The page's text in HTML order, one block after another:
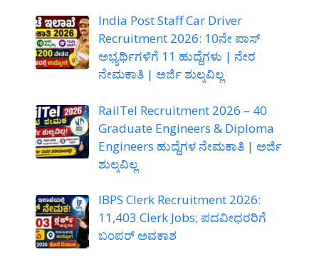
India Post Staff Car Driver
Recruitment 2026: 10ನೇ ಪಾಸ್
ಅಭ್ಯರ್ಥಿಗಳಿಗೆ 11 ಹುದ್ದೆಗಳು | ನೇರ
ನೇಮಕಾತಿ | ಅರ್ಜಿ ಶುಲ್ಕವಿಲ್ಲ
RailTel Recruitment 2026 – 40
Graduate Engineers & Diploma
Engineers ಹುದ್ದೆಗಳ ನೇಮಕಾತಿ | ಅರ್ಜಿ
ಶುಲ್ಕವಿಲ್ಲ
IBPS Clerk Recruitment 2026:
11,403 Clerk Jobs; ಪದವೀಧರರಿಗೆ
ಬಂಪರ್ ಅವಕಾಶ